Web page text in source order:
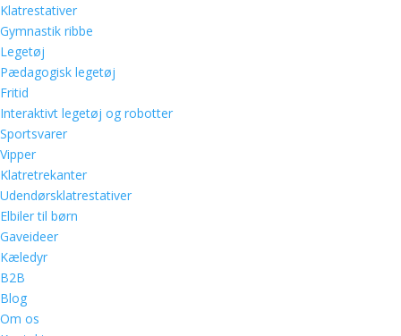
Klatrestativer
Gymnastik ribbe
Legetøj
Pædagogisk legetøj
Fritid
Interaktivt legetøj og robotter
Sportsvarer
Vipper
Klatretrekanter
Udendørsklatrestativer
Elbiler til børn
Gaveideer
Kæledyr
B2B
Blog
Om os